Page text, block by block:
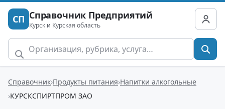
СП Справочник Предприятий
Курск и Курская область
Справочник Продукты питания Напитки алкогольные
КУРСКСПИРТПРОМ ЗАО